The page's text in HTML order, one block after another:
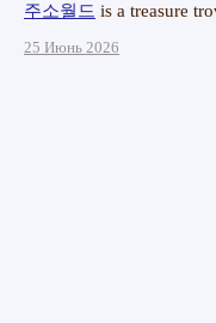
주소월드 is a treasure
25 Июнь 2026